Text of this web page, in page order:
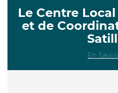
Le Centre
et de
En